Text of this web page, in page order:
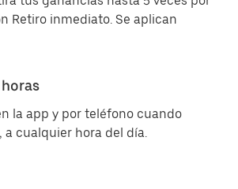
Retiro inmediato. Se aplican
la app y por teléfono cuando
a cualquier hora del día.